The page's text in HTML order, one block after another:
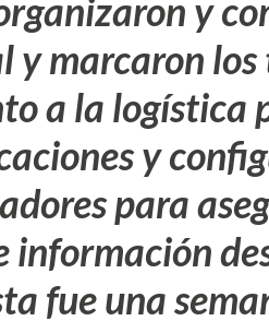
y
y marcaron
a la logística
y
para
información
fue una